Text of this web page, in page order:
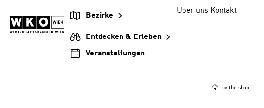
Inhalt
springen
Hauptnavigation
springen
Footer
springen
Bezirke
Entdecken & Erleben
Veranstaltungen
Über uns Kontakt
Luv the shop